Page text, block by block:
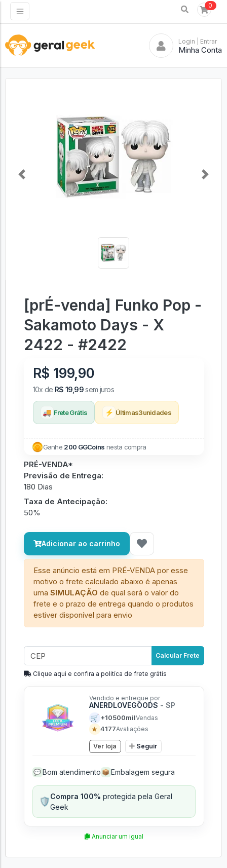
0
Login | Entrar
Minha Conta
Previous Next
[prÉ-venda] Funko Pop -
Sakamoto Days - X
2422 - #2422
R$ 199,90
10x de R$ 19,99sem juros
🚚 Frete Grátis ⚡ Últimas3unidades
Ganhe 200 GGCoins nesta compra
PRÉ-VENDA*
Previsão de Entrega:
180 Dias
Taxa de Antecipação:
50%
Adicionar ao carrinho
Esse anúncio está em PRÉ-VENDA por esse
motivo o frete calculado abaixo é apenas
umaSIMULAÇÃO de qual será o valor do
frete e o prazo de entrega quando o produtos
estiver disponível para envio
Calcular Frete
Clique aqui e confira a politíca de frete grátis
Vendido e entregue por
ANERDLOVEGOODS - SP
🛒 +10500milVendas
★ 4177Avaliações
Ver loja Seguir
💬 Bom atendimento 📦 Embalagem segura
🛡️Compra 100% protegida pela Geral
Geek
Anunciar um igual